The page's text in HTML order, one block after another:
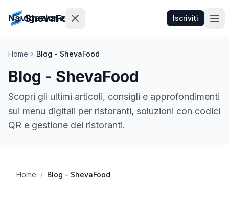
ShevaFood Iscriviti
Navigazione
Novità
Contatti
Accedi
Iscriviti
Home Blog - ShevaFood
Blog - ShevaFood
Scopri gli ultimi articoli, consigli e approfondimenti
sui menu digitali per ristoranti, soluzioni con codici
QR e gestione dei ristoranti.
Home / Blog - ShevaFood